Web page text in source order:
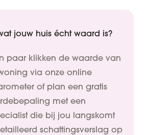
jouw huis écht waard is?
paar klikken de waarde van
via onze online
of plan een gratis
met een
die bij jou langskomt
schattingsverslag op